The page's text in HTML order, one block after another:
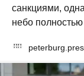
санкциями,
небо